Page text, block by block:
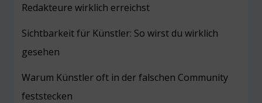
Redakteure wirklich erreichst
Sichtbarkeit für Künstler: So wirst du wirklich
gesehen
Warum Künstler oft in der falschen Community
feststecken